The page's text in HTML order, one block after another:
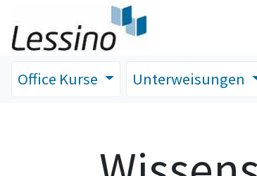
Office Kurse Unterweisungen